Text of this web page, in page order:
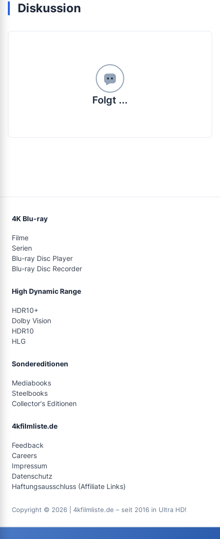
Diskussion
Folgt ...
4K Blu-ray
Filme
Serien
Blu-ray Disc Player
Blu-ray Disc Recorder
High Dynamic Range
HDR10+
Dolby Vision
HDR10
HLG
Sondereditionen
Mediabooks
Steelbooks
Collector's Editionen
4kfilmliste.de
Feedback
Careers
Impressum
Datenschutz
Haftungsausschluss (Affiliate Links)
Copyright © 2026 | 4kfilmliste.de – seit 2016 in Ultra HD!